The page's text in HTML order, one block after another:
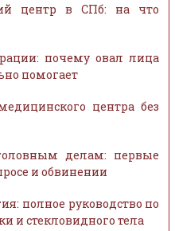
центр в СПб: на что
почему овал лица
помогает
центра без
делам: первые
и обвинении
полное руководство по
и стекловидного тела